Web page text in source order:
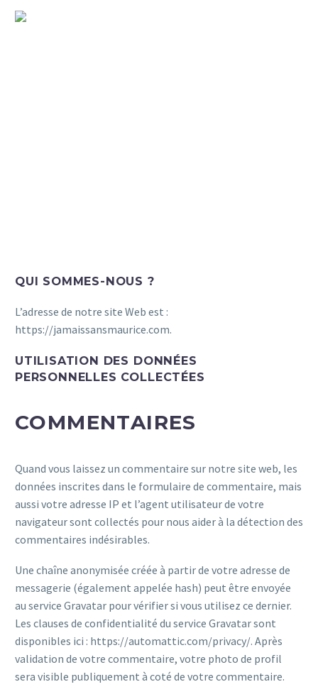
QUI SOMMES-NOUS ?
L’adresse de notre site Web est :
https://jamaissansmaurice.com.
UTILISATION DES DONNÉES
PERSONNELLES COLLECTÉES
COMMENTAIRES
Quand vous laissez un commentaire sur notre site web, les
données inscrites dans le formulaire de commentaire, mais
aussi votre adresse IP et l’agent utilisateur de votre
navigateur sont collectés pour nous aider à la détection des
commentaires indésirables.
Une chaîne anonymisée créée à partir de votre adresse de
messagerie (également appelée hash) peut être envoyée
au service Gravatar pour vérifier si vous utilisez ce dernier.
Les clauses de confidentialité du service Gravatar sont
disponibles ici : https://automattic.com/privacy/. Après
validation de votre commentaire, votre photo de profil
sera visible publiquement à coté de votre commentaire.